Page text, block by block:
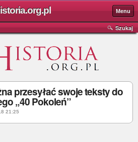
Menu
Szukaj
przesyłać swoje teksty do
„40 Pokoleń”
21:25